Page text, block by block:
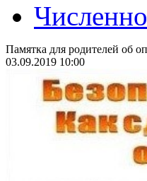
Памятка для родителей об
03.09.2019 10:00